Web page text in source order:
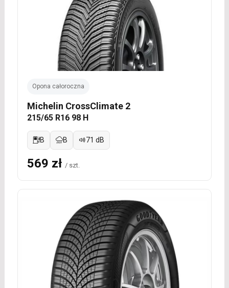
Opona całoroczna
Michelin CrossClimate 2
215/65 R16 98 H
B B 71 dB
569 zł / szt.